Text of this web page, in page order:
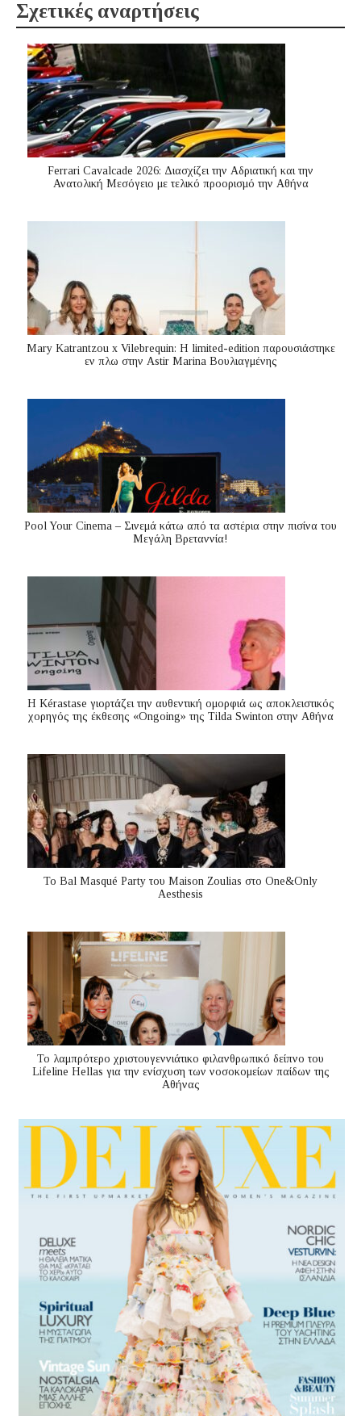
Σχετικές αναρτήσεις
Ferrari Cavalcade 2026: Διασχίζει την Αδριατική και την
Ανατολική Μεσόγειo με τελικό προορισμό την Αθήνα
Mary Katrantzou x Vilebrequin: Η limited-edition παρουσιάστηκε
εν πλω στην Astir Marina Βουλιαγμένης
Pool Your Cinema – Σινεμά κάτω από τα αστέρια στην πισίνα του
Μεγάλη Βρεταννία!
Η Kérastase γιορτάζει την αυθεντική ομορφιά ως αποκλειστικός
χορηγός της έκθεσης «Ongoing» της Tilda Swinton στην Αθήνα
Το Bal Masqué Party του Maison Zoulias στο One&Only
Aesthesis
Το λαμπρότερο χριστουγεννιάτικο φιλανθρωπικό δείπνο του
Lifeline Hellas για την ενίσχυση των νοσοκομείων παίδων της
Αθήνας